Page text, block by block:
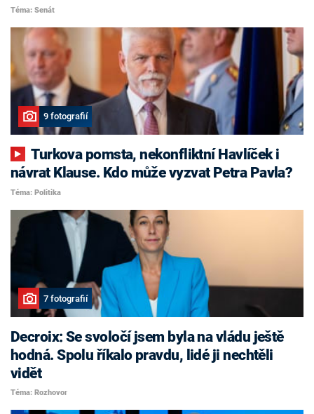
Téma: Senát
9 fotografií
Turkova pomsta, nekonfliktní Havlíček i
návrat Klause. Kdo může vyzvat Petra Pavla?
Téma: Politika
7 fotografií
Decroix: Se svoločí jsem byla na vládu ještě
hodná. Spolu říkalo pravdu, lidé ji nechtěli
vidět
Téma: Rozhovor